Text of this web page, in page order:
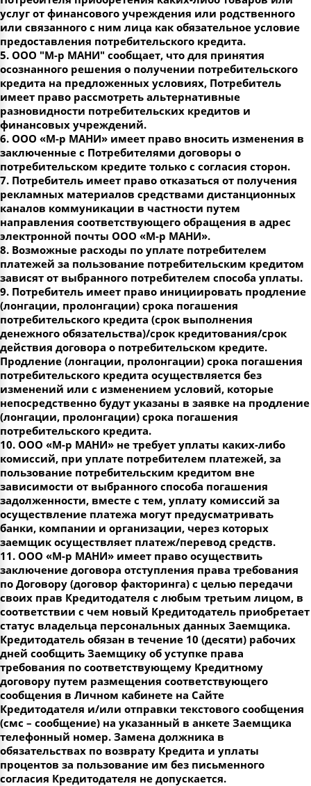
услуг от финансового учреждения или родственного
или связанного с ним лица как обязательное условие
предоставления потребительского кредита.
5. ООО "М-р МАНИ" сообщает, что для принятия
осознанного решения о получении потребительского
кредита на предложенных условиях, Потребитель
имеет право рассмотреть альтернативные
разновидности потребительских кредитов и
финансовых учреждений.
6. ООО «М-р МАНИ» имеет право вносить изменения в
заключенные с Потребителями договоры о
потребительском кредите только с согласия сторон.
7. Потребитель имеет право отказаться от получения
рекламных материалов средствами дистанционных
каналов коммуникации в частности путем
направления соответствующего обращения в адрес
электронной почты ООО «М-р МАНИ».
8. Возможные расходы по уплате потребителем
платежей за пользование потребительским кредитом
зависят от выбранного потребителем способа уплаты.
9. Потребитель имеет право инициировать продление
(лонгации, пролонгации) срока погашения
потребительского кредита (срок выполнения
денежного обязательства)/срок кредитования/срок
действия договора о потребительском кредите.
Продление (лонгации, пролонгации) срока погашения
потребительского кредита осуществляется без
изменений или с изменением условий, которые
непосредственно будут указаны в заявке на продление
(лонгации, пролонгации) срока погашения
потребительского кредита.
10. ООО «М-р МАНИ» не требует уплаты каких-либо
комиссий, при уплате потребителем платежей, за
пользование потребительским кредитом вне
зависимости от выбранного способа погашения
задолженности, вместе с тем, уплату комиссий за
осуществление платежа могут предусматривать
банки, компании и организации, через которых
заемщик осуществляет платеж/перевод средств.
11. ООО «М-р МАНИ» имеет право осуществить
заключение договора отступления права требования
по Договору (договор факторинга) с целью передачи
своих прав Кредитодателя с любым третьим лицом, в
соответствии с чем новый Кредитодатель приобретает
статус владельца персональных данных Заемщика.
Кредитодатель обязан в течение 10 (десяти) рабочих
дней сообщить Заемщику об уступке права
требования по соответствующему Кредитному
договору путем размещения соответствующего
сообщения в Личном кабинете на Сайте
Кредитодателя и/или отправки текстового сообщения
(смс – сообщение) на указанный в анкете Заемщика
телефонный номер. Замена должника в
обязательствах по возврату Кредита и уплаты
процентов за пользование им без письменного
согласия Кредитодателя не допускается.